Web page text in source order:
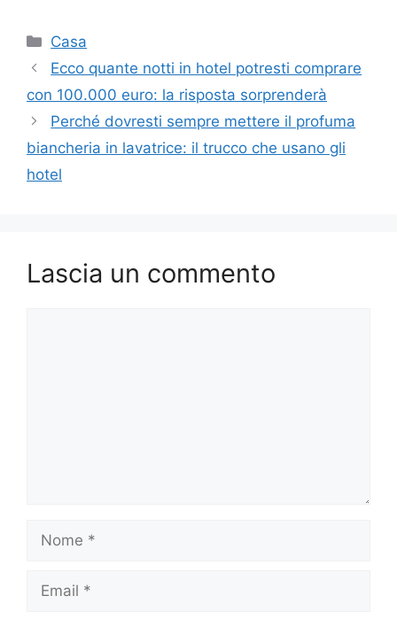
Categorie
Casa
Ecco quante notti in hotel potresti comprare
con 100.000 euro: la risposta sorprenderà
Perché dovresti sempre mettere il profuma
biancheria in lavatrice: il trucco che usano gli
hotel
Lascia un commento